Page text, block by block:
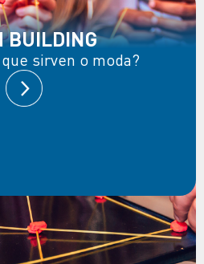
BUILDING
sirven o moda?